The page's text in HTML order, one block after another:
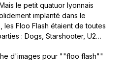
le petit quatuor lyonnais
implanté dans le
les Floo Flash étaient de toutes
: Dogs, Starshooter, U2…